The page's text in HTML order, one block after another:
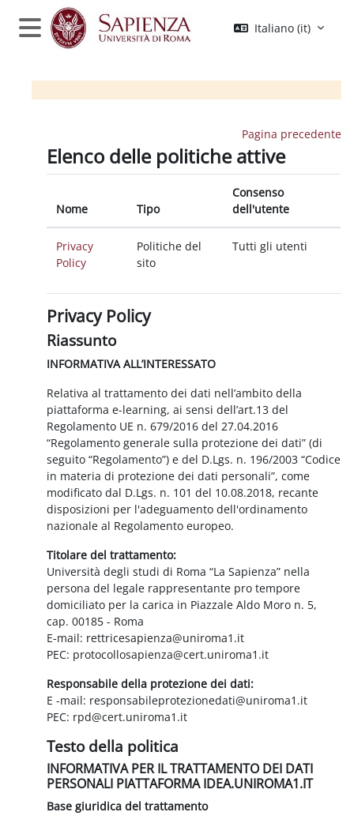
Vai al contenuto principale
Pannello laterale
Italiano ‎(it)‎
Pagina precedente
Elenco delle politiche attive
Nome Tipo
Consenso
dell'utente
Privacy
Policy
Politiche del
sito
Tutti gli utenti
Privacy Policy
Riassunto
INFORMATIVA ALL’INTERESSATO
Relativa al trattamento dei dati nell’ambito della
piattaforma e-learning, ai sensi dell’art.13 del
Regolamento UE n. 679/2016 del 27.04.2016
“Regolamento generale sulla protezione dei dati” (di
seguito “Regolamento”) e del D.Lgs. n. 196/2003 “Codice
in materia di protezione dei dati personali”, come
modificato dal D.Lgs. n. 101 del 10.08.2018, recante
disposizioni per l'adeguamento dell'ordinamento
nazionale al Regolamento europeo.
Titolare del trattamento:
Università degli studi di Roma “La Sapienza” nella
persona del legale rappresentante pro tempore
domiciliato per la carica in Piazzale Aldo Moro n. 5,
cap. 00185 - Roma
E-mail: rettricesapienza@uniroma1.it
PEC: protocollosapienza@cert.uniroma1.it
Responsabile della protezione dei dati:
E -mail: responsabileprotezionedati@uniroma1.it
PEC: rpd@cert.uniroma1.it
Testo della politica
INFORMATIVA PER IL TRATTAMENTO DEI DATI
PERSONALI PIATTAFORMA IDEA.UNIROMA1.IT
Base giuridica del trattamento